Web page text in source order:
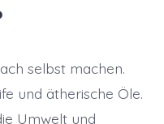
selbst machen.
und ätherische Öle.
Umwelt und